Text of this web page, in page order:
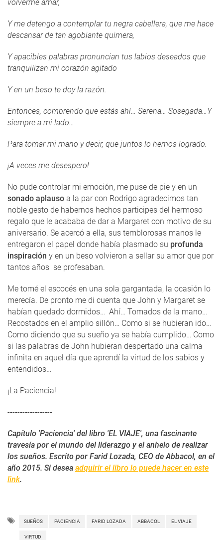
volverme amar,
Y me detengo a contemplar tu negra cabellera, que me hace
descansar de tan agobiante quimera,
Y apacibles palabras pronuncian tus labios deseados que
tranquilizan mi corazón agitado
Y en un beso te doy la razón.
Entonces, comprendo que estás ahí… Serena… Sosegada…Y
siempre a mi lado…
Para tomar mi mano y decir, que juntos lo hemos logrado.
¡A veces me desespero!
No pude controlar mi emoción, me puse de pie y en un
sonado aplauso a la par con Rodrigo agradecimos tan
noble gesto de habernos hechos participes del hermoso
regalo que le acababa de dar a Margaret con motivo de su
aniversario. Se acercó a ella, sus temblorosas manos le
entregaron el papel donde había plasmado su profunda
inspiración y en un beso volvieron a sellar su amor que por
tantos años se profesaban.
Me tomé el escocés en una sola gargantada, la ocasión lo
merecía. De pronto me di cuenta que John y Margaret se
habían quedado dormidos… Ahí… Tomados de la mano…
Recostados en el amplio sillón… Como si se hubieran ido…
Como diciendo que su sueño ya se había cumplido… Como
si las palabras de John hubieran despertado una calma
infinita en aquel día que aprendí la virtud de los sabios y
entendidos…
¡La Paciencia!
------------------
Capítulo 'Paciencia' del libro 'EL VIAJE', una fascinante
travesía por el mundo del liderazgo y el anhelo de realizar
los sueños. Escrito por Farid Lozada, CEO de Abbacol, en el
año 2015. Si desea adquirir el libro lo puede hacer en este
link.
SUEÑOS PACIENCIA FARID LOZADA ABBACOL EL VIAJE
VIRTUD